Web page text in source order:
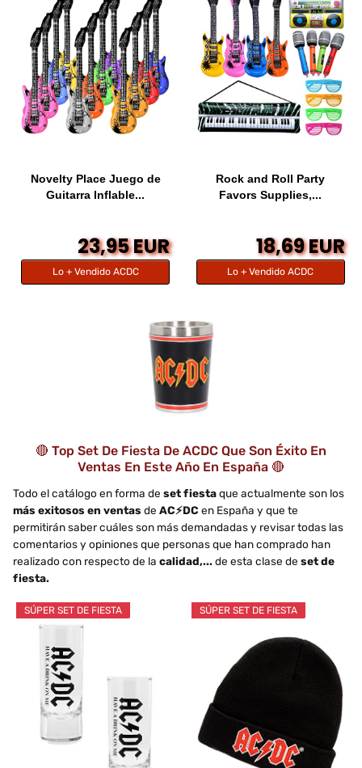
Novelty Place Juego de
Guitarra Inflable...
23,95 EUR
Lo + Vendido ACDC
Rock and Roll Party
Favors Supplies,...
18,69 EUR
Lo + Vendido ACDC
🔴 Top Set De Fiesta De ACDC Que Son Éxito En
Ventas En Este Año En España 🔴
Todo el catálogo en forma de set fiestaque actualmente son los
más exitosos en ventas de AC⚡DC en España y que te
permitirán saber cuáles son más demandadas y revisar todas las
comentarios y opiniones que personas que han comprado han
realizado con respecto de la calidad,...de esta clase de set de
fiesta.
SÚPER SET DE FIESTA SÚPER SET DE FIESTA